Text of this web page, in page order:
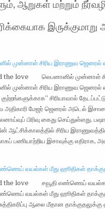
ஆறுகள் மற்றும்
இருக்குமாறு
முன்னாள் சிரிய இராணுவ ஜெனரல்
the love லெபனானில் முன்னாள்
முன்னாள் சிரிய இராணுவ ஜெனரல்
குற்றங்களுக்காக” சிரியாவால்
அதிகாரி மேஜர் ஜெனரல் அடெல்
பிரிவு கைது
ஆட்சிக்காலத்தில் சிரிய
பணியாற்றிய இசாவுக்கு எதிராக,
வயல்கள் மீது ஹூதிகள்
the love சவூதி எண்ணெய் வயல்கள்
வயல்கள் மீது ஹூதிகள்
ஆலை மீதான